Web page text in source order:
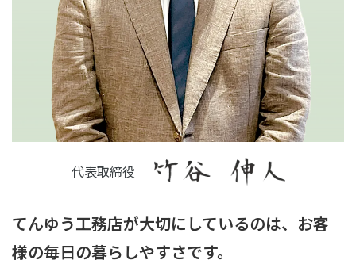
代表取締役
てんゆう工務店が大切にしているのは、 お客
様の毎日の暮らしやすさです。